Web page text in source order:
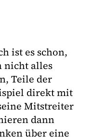
ist es schon,
nicht alles
Teile der
direkt mit
Mitstreiter
dann
über eine